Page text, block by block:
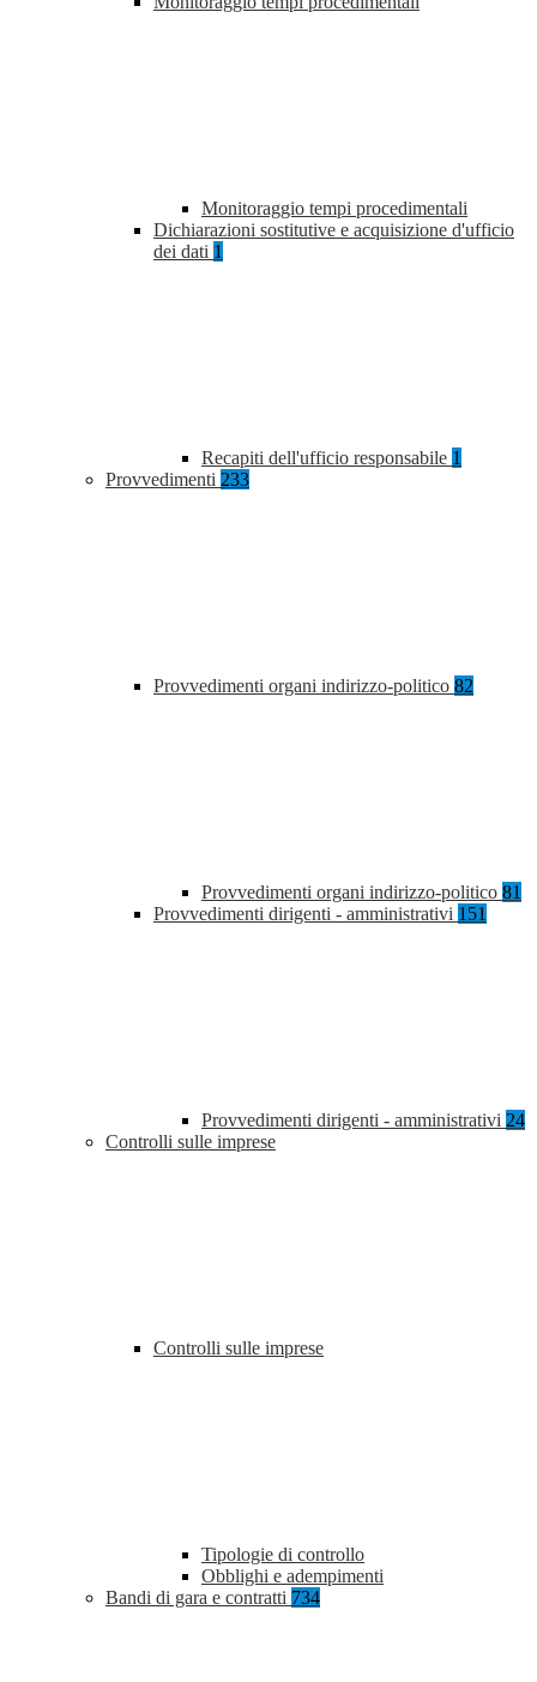
Monitoraggio tempi procedimentali
Dichiarazioni sostitutive e acquisizione d'ufficio
dei dati 1
Recapiti dell'ufficio responsabile 1
Provvedimenti 233
Provvedimenti organi indirizzo-politico 82
Provvedimenti organi indirizzo-politico 81
Provvedimenti dirigenti - amministrativi 151
Provvedimenti dirigenti - amministrativi 24
Controlli sulle imprese
Controlli sulle imprese
Tipologie di controllo
Obblighi e adempimenti
Bandi di gara e contratti 734